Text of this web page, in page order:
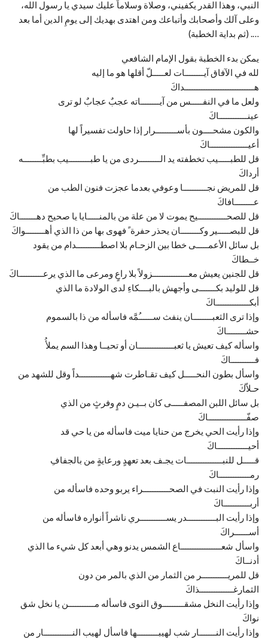
النبي، وهذا القدر يكفيني، وصلاة وسلاماً عليك سيدي يا رسول الله،
وعلى آلك وأصحابك وأتباعك ومن اهتدى بهديك إلى يومِ الدين أما بعد
…. (ثم بداية الخطبة)
يمكن بدء الخطبة بقول الإمام الشافعي
لله في الآفاق آيــــــــات لعـــــلّ أقلها هو ما إليه
هـــــــــــــــــــــــــــــداكَ
ولعل ما في النفـــــس من آيــــــــاته عجبٌ عجابٌ لو ترى
عينــــــــــــاكَ
والكون مشحــــون بأســـــــــرار إذا حاولت تفسيراً لها
أعيــــــــــــــــاكَ
قل للطبـــــيب تخطفته يد الـــــــــردى من يا طبـــــــــيب بطبِّــــــــه
أرداكَ
قل للمريض نجــــــــــا وعوفي بعدما عجزت فنون الطب من
عــــــــافاكَ
قل للصحــــــــــــيح يموت لا من علة من بالمنـــــايا يا صحيح دهـــــــاكَ
قل للبصـــــير وكــــــــان يحذر حفرة ً فهوى بها من ذا الذي أهــــــــواكَ
بل سائل الأعمـــــى خطا بين الزحـام بلا اصطــــــــــدام من يقود
خــطاكَ
قل للجنين يعيش معـــــــــــــــزولاً بلا راعٍ ومرعى ما الذي يرعــــــــــاكَ
قل للوليد بكـــــــى وأجهش بالبــــكاءِ لدى الولادة ما الذي
أبكــــــــــــــاكَ
وإذا ترى الثعبــــــــان ينفث ســــــُمَّه فاسأله من ذا بالسموم
حشــــــــاكَ
واسأله كيف تعيش يا ثعبـــــــــــــــان أو تحيــا وهذا السم يملأُ
فــــــــــاكَ
واسأل بطون النحـــــل كيف تقـاطرت شهـــــــــــــداً وقل للشهد من
حـلاّكَ
بل سائل اللبن المصفـــــى كان بــيـن دمٍ وفرثٍ من الذي
صفّــــــــــــــــاكَ
وإذا رأيت الحي يخرج من حنايا ميت فاسأله من يا حي قد
أحيـــــــــــــاكَ
قـــــل للنبـــــــــــــــات يجـف بعد تعهدٍ ورعايةٍ من بالجفافِ
رمـــــــــــــاكَ
وإذا رأيت النبت في الصحـــــــــــراء يربو وحده فاسأله من
أربـــــــــــاكَ
وإذا رأيت البــــــــــــدر يســـــــــــري ناشراً أنواره فاسأله من
أســــــراكَ
واسأل شعـــــــــــــــــاع الشمس يدنو وهي أبعد كل شيء ما الذي
أدنــاكَ
قل للمريـــــــــــر من الثمار من الذي بالمر من دون
الثمارغــــــــــــــذاكَ
وإذا رأيت النخل مشقـــــــــوق النوى فاسأله مـــــــــــن يا نخل شق
نواكَ
وإذا رأيت النـــــــار شب لهيبـــــــــها فاسأل لهيب النــــــــــــار من